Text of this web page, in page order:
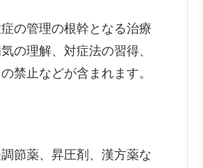
の管理の根幹となる治療
の理解、対症法の習得、
禁止などが含まれます。
節薬、昇圧剤、漢方薬な